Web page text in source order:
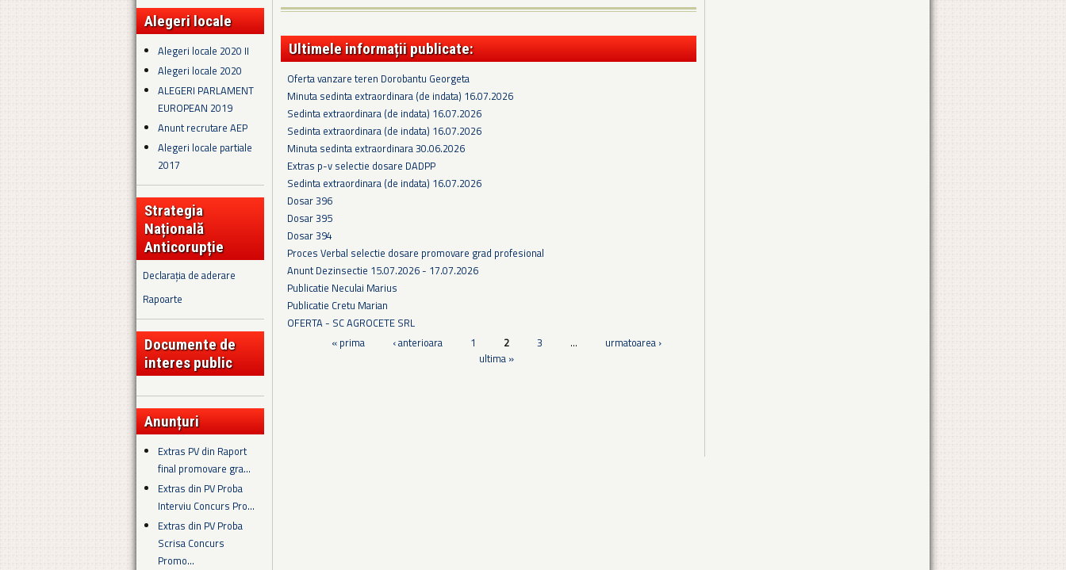
Alegeri locale
Alegeri locale 2020 II
Alegeri locale 2020
ALEGERI PARLAMENT
EUROPEAN 2019
Anunt recrutare AEP
Alegeri locale partiale
2017
Strategia
Națională
Anticorupție
Declarația de aderare
Rapoarte
Documente de
interes public
Anunțuri
Extras PV din Raport
final promovare gra...
Extras din PV Proba
Interviu Concurs Pro...
Extras din PV Proba
Scrisa Concurs
Promo...
Ultimele informații publicate:
Oferta vanzare teren Dorobantu Georgeta
Minuta sedinta extraordinara (de indata) 16.07.2026
Sedinta extraordinara (de indata) 16.07.2026
Sedinta extraordinara (de indata) 16.07.2026
Minuta sedinta extraordinara 30.06.2026
Extras p-v selectie dosare DADPP
Sedinta extraordinara (de indata) 16.07.2026
Dosar 396
Dosar 395
Dosar 394
Proces Verbal selectie dosare promovare grad profesional
Anunt Dezinsectie 15.07.2026 - 17.07.2026
Publicatie Neculai Marius
Publicatie Cretu Marian
OFERTA - SC AGROCETE SRL
Pagini« prima ‹ anterioara 1 2 3 …
urmatoarea ›
ultima »